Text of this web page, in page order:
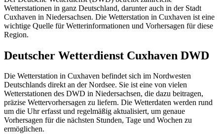
Wetterstationen in ganz Deutschland, darunter auch in der Stadt
Cuxhaven in Niedersachsen. Die Wetterstation in Cuxhaven ist eine
wichtige Quelle für Wetterinformationen und Vorhersagen für diese
Region.
Deutscher Wetterdienst Cuxhaven DWD
Die Wetterstation in Cuxhaven befindet sich im Nordwesten
Deutschlands direkt an der Nordsee. Sie ist eine von vielen
Wetterstationen des DWD in Niedersachsen, die dazu beitragen,
präzise Wettervorhersagen zu liefern. Die Wetterdaten werden rund
um die Uhr erfasst und regelmäßig aktualisiert, um genaue
Vorhersagen für die nächsten Stunden, Tage und Wochen zu
ermöglichen.